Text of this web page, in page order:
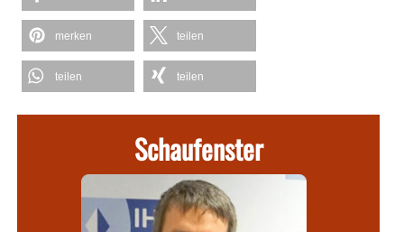
merken teilen
teilen teilen
Schaufenster